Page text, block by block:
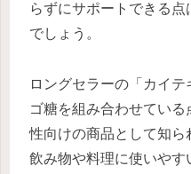
らずにサポートできる
でしょう。
ロングセラーの「カイ
ゴ糖を組み合わせてい
性向けの商品として知ら
飲み物や料理に使いや